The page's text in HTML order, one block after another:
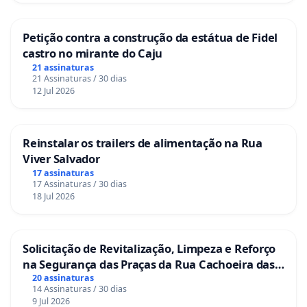
Acesso em: 10 nov. 2025
ESTADÃO. SUPERMERCADOS têm falta de
Exército para preencher 350 mil vagas. Mudança no
2025. Disponível em:https://www.estadao.com.br/
falta-trabalhadores-ate-exercito-preencher-350-mil-
ansiedade e depressão em 10 anos. G1 – Trabalho e
mar. 2025. Disponível em:
carreira/noticia/2025/03/10/crise-de-saude-mental-
Petição contra a construção da estátua de Fidel
castro no mirante do Caju
21 assinaturas
21 Assinaturas / 30 dias
12 Jul 2026
Reinstalar os trailers de alimentação na Rua
Viver Salvador
17 assinaturas
17 Assinaturas / 30 dias
18 Jul 2026
Solicitação de Revitalização, Limpeza e Reforço
na Segurança das Praças da Rua Cachoeira das
Sete Ilhas
20 assinaturas
14 Assinaturas / 30 dias
9 Jul 2026